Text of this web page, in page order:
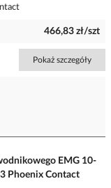
466,83 zł/szt
Pokaż szczegóły
EMG 10-
Phoenix Contact